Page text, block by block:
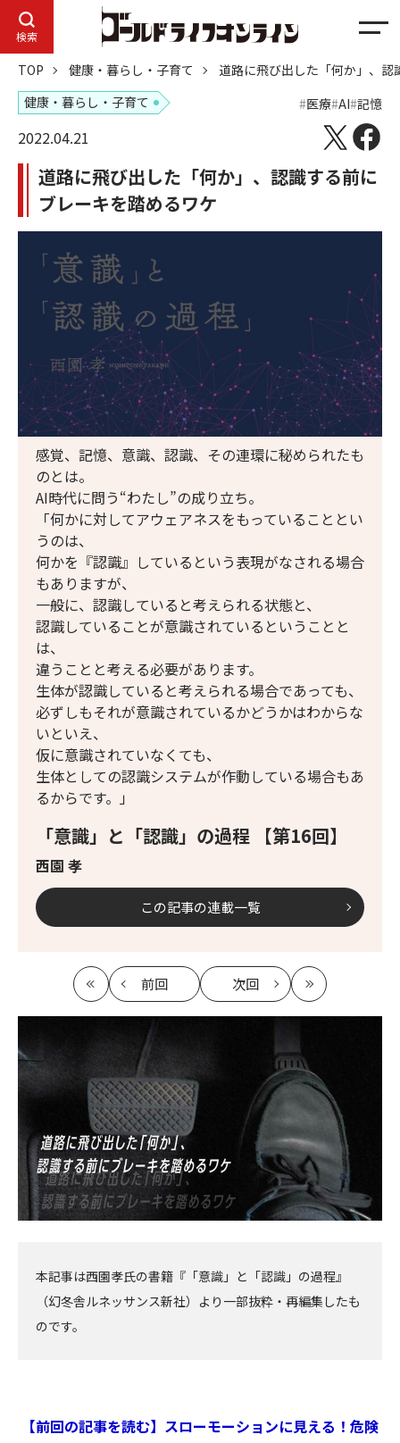
検索
メ
ュ
ー
TOP 健康・暮らし・子育て
道路に飛び出した「何か」、
健康・暮らし・子育て
医療 AI 記憶
2022.04.21
道路に飛び出した「何か」、認識する前に
ブレーキを踏めるワケ
「意識」と「認識」の過程 【第16回】
西園 孝
感覚、記憶、意識、認識、その連環に秘められたも
のとは。
AI時代に問う“わたし”の成り立ち。
「何かに対してアウェアネスをもっていることとい
うのは、
何かを『認識』しているという表現がなされる場合
もありますが、
一般に、認識していると考えられる状態と、
認識していることが意識されているということと
は、
違うことと考える必要があります。
生体が認識していると考えられる場合であっても、
必ずしもそれが意識されているかどうかはわからな
いといえ、
仮に意識されていなくても、
生体としての認識システムが作動している場合もあ
るからです。」
この記事の連載一覧
最
初
前回
記
へ
次回
記
最
新
本記事は西園孝氏の書籍『「意識」と「認識」の過程』
（幻冬舎ルネッサンス新社）より一部抜粋・再編集したも
のです。
【前回の記事を読む】スローモーションに見える！危険